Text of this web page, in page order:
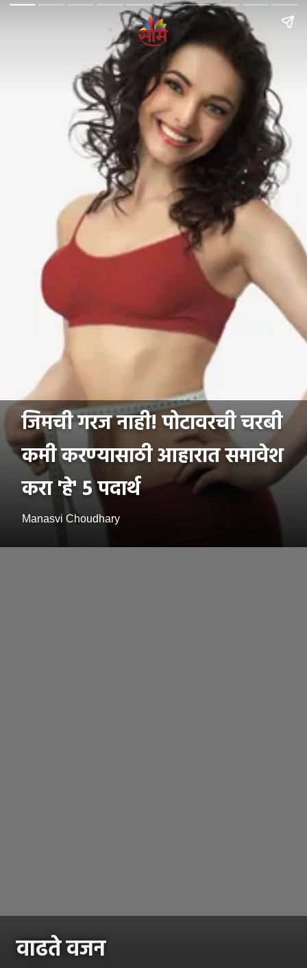
जिमची गरज नाही! पोटावरची चरबी
कमी करण्यासाठी आहारात समावेश
करा 'हे' 5 पदार्थ
Manasvi Choudhary
वाढते वजन